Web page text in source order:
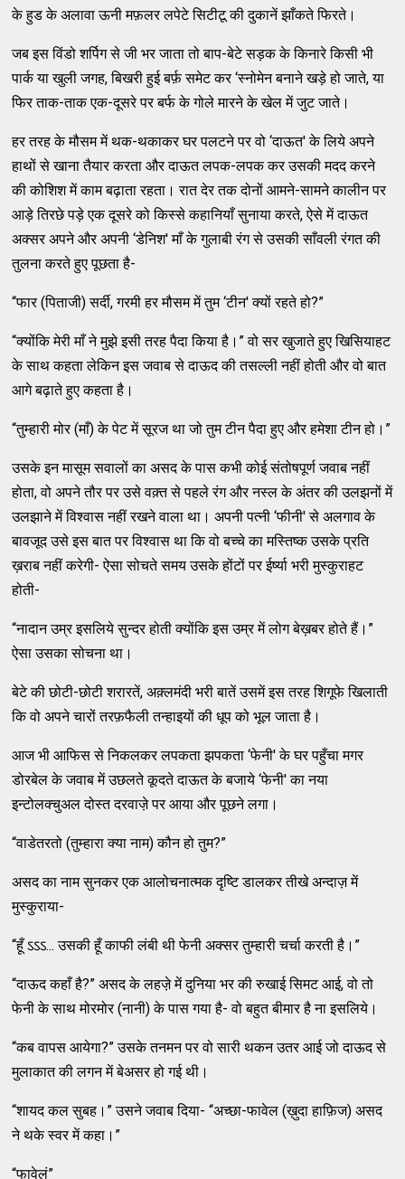
के हुड के अलावा ऊनी मफ़लर लपेटे सिटीटू की दुकानें झाँकते फिरते।
जब इस विंडो शर्पिग से जी भर जाता तो बाप-बेटे सड़क के किनारे किसी भी
पार्क या खुली जगह, बिखरी हुई बर्फ़ समेट कर ‘स्‍नोमेन बनाने खड़े हो जाते, या
फिर ताक-ताक एक-दूसरे पर बर्फ के गोले मारने के खेल में जुट जाते।
हर तरह के मौसम में थक-थकाकर घर पलटने पर वो ‘दाऊत' के लिये अपने
हाथों से खाना तैयार करता और दाऊत लपक-लपक कर उसकी मदद करने
की कोशिश में काम बढ़ाता रहता। रात देर तक दोनों आमने-सामने कालीन पर
आड़े तिरछे पड़े एक दूसरे को किस्‍से कहानियाँ सुनाया करते, ऐसे में दाऊत
अक्‍सर अपने और अपनी ‘डेनिश' माँ के गुलाबी रंग से उसकी साँवली रंगत की
तुलना करते हुए पूछता है-
“फार (पिताजी) सर्दी, गरमी हर मौसम में तुम ‘टीन' क्‍यों रहते हो?”
“क्‍योंकि मेरी माँ ने मुझे इसी तरह पैदा किया है।” वो सर खुजाते हुए खिसियाहट
के साथ कहता लेकिन इस जवाब से दाऊद की तसल्‍ली नहीं होती और वो बात
आगे बढ़ाते हुए कहता है।
“तुम्‍हारी मोर (माँ) के पेट में सूरज था जो तुम टीन पैदा हुए और हमेशा टीन हो।”
उसके इन मासूम सवालों का असद के पास कभी कोई संतोषपूर्ण जवाब नहीं
होता, वो अपने तौर पर उसे वक़्‍त से पहले रंग और नस्‍ल के अंतर की उलझनों में
उलझाने में विश्‍वास नहीं रखने वाला था। अपनी पत्‍नी ‘फीनी' से अलगाव के
बावजूद उसे इस बात पर विश्‍वास था कि वो बच्‍चे का मस्‍तिष्‍क उसके प्रति
ख़राब नहीं करेगी- ऐसा सोचते समय उसके होंटों पर ईर्ष्‍या भरी मुस्‍कुराहट
होती-
“नादान उम्र इसलिये सुन्‍दर होती क्‍योंकि इस उम्र में लोग बेख़बर होते हैं।”
ऐसा उसका सोचना था।
बेटे की छोटी-छोटी शरारतें, अक़्‍लमंदी भरी बातें उसमें इस तरह शिगूफे खिलाती
कि वो अपने चारों तरफ़फैली तन्‍हाइयों की धूप को भूल जाता है।
आज भी आफिस से निकलकर लपकता झपकता ‘फेनी' के घर पहुँचा मगर
डोरबेल के जवाब में उछलते कूदते दाऊत के बजाये ‘फेनी' का नया
इन्‍टोलक्‍चुअल दोस्‍त दरवाजे़ पर आया और पूछने लगा।
“वाडेतरतो (तुम्‍हारा क्‍या नाम) कौन हो तुम?”
असद का नाम सुनकर एक आलोचनात्‍मक दृष्‍टि डालकर तीखे अन्‍दाज़ में
मुस्‍कुराया-
“हूँ ऽऽऽ... उसकी हूँ काफी लंबी थी फेनी अक्‍सर तुम्‍हारी चर्चा करती है।”
“दाऊद कहाँ है?” असद के लहजे़ में दुनिया भर की रुखाई सिमट आई, वो तो
फेनी के साथ मोरमोर (नानी) के पास गया है- वो बहुत बीमार है ना इसलिये।
“कब वापस आयेगा?” उसके तनमन पर वो सारी थकन उतर आई जो दाऊद से
मुलाकात की लगन में बेअसर हो गई थी।
“शायद कल सुबह।” उसने जवाब दिया- “अच्‍छा-फावेल (ख़ुदा हाफ़िज) असद
ने थके स्‍वर में कहा।”
“फावेलं”